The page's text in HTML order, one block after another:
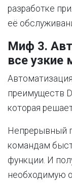
разработке
её
Миф 3.
все узкие
преимуществ
которая
Непрерывный
командам
функции. И
необходимую